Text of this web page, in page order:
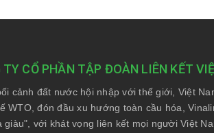
TY CỔ PHẦN TẬP ĐOÀN LIÊN KẾT
cảnh đất nước hội nhập với thế giới, Việt
WTO, đón đầu xu hướng toàn cầu hóa,
giàu", với khát vọng liên kết mọi người Việt